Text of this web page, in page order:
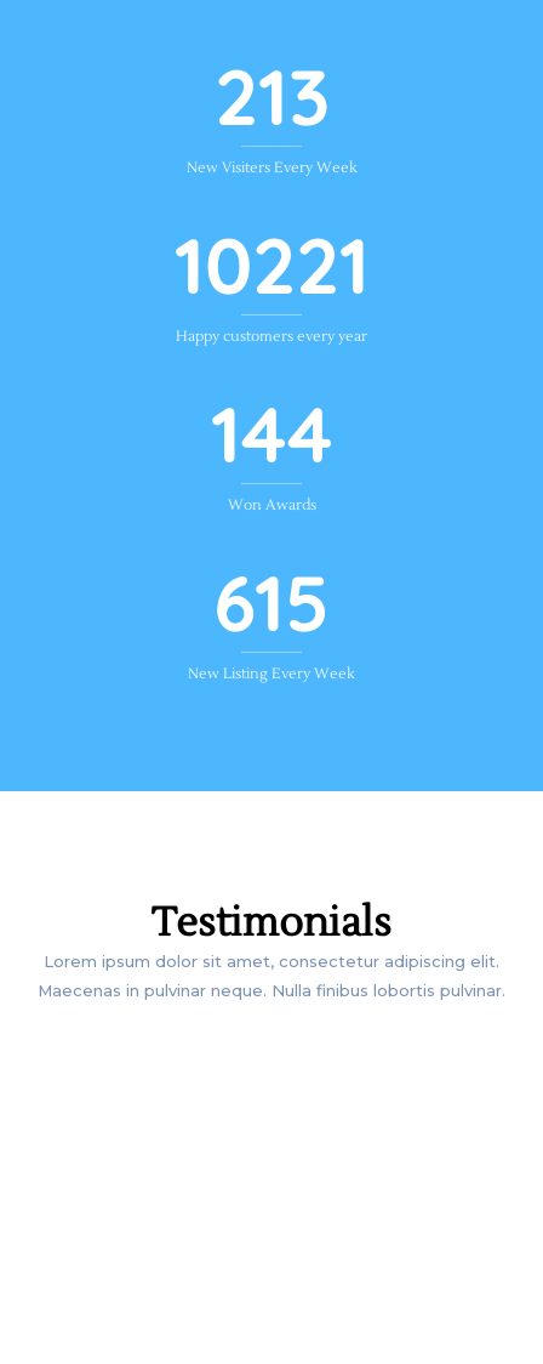
254
New Visiters Every Week
12168
Happy customers every year
172
Won Awards
732
New Listing Every Week
Testimonials
CLIENTS
Lorem ipsum dolor sit amet, consectetur adipiscing elit.
Maecenas in pulvinar neque. Nulla finibus lobortis pulvinar.